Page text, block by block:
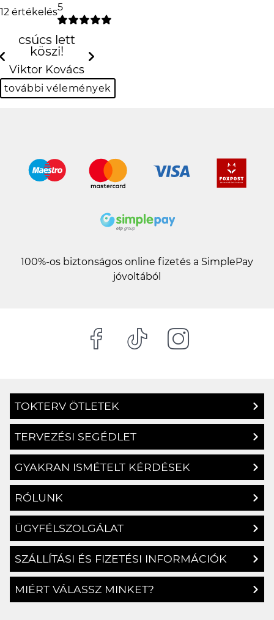
12 értékelés5
Previous
100%-os biztonságos online fizetés a SimplePay
TOKTERV ÖTLETEK
TERVEZÉSI SEGÉDLET
GYAKRAN ISMÉTELT KÉRDÉSEK
RÓLUNK
ÜGYFÉLSZOLGÁLAT
SZÁLLÍTÁSI ÉS FIZETÉSI INFORMÁCIÓK